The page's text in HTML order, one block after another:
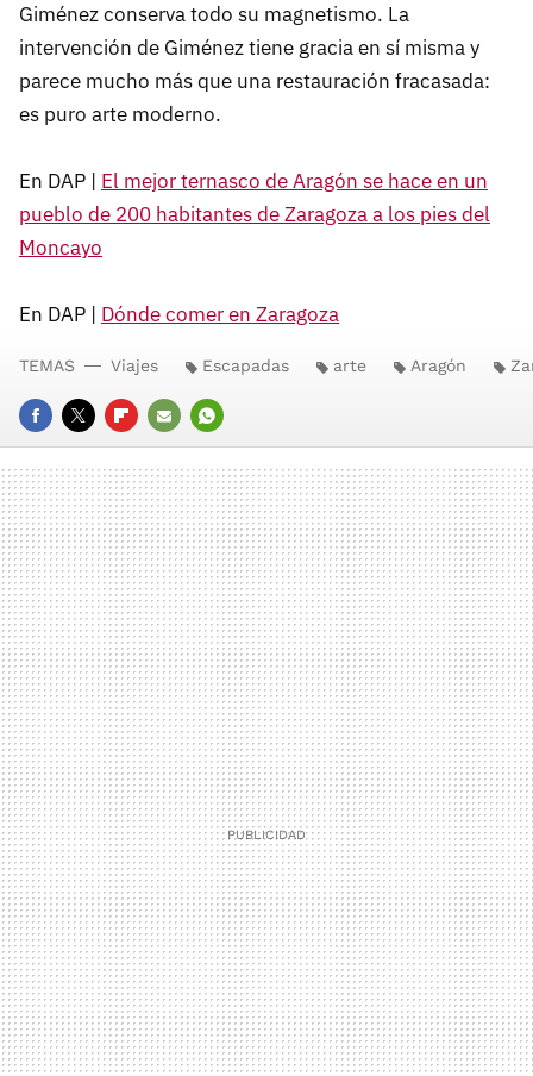
Giménez conserva todo su magnetismo. La
intervención de Giménez tiene gracia en sí misma y
parece mucho más que una restauración fracasada:
es puro arte moderno.
En DAP | El mejor ternasco de Aragón se hace en un
pueblo de 200 habitantes de Zaragoza a los pies del
Moncayo
En DAP | Dónde comer en Zaragoza
FACEBOOK
TWITTERFLIPBOARD
E-
MAIL
WHATSAPP
TEMAS Viajes Escapadas arte Aragón